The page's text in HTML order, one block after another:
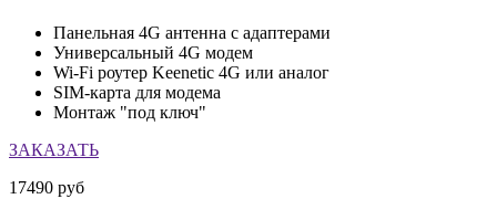
Панельная 4G антенна с адаптерами
Универсальный 4G модем
Wi-Fi роутер Keenetic 4G или аналог
SIM-карта для модема
Монтаж "под ключ"
ЗАКАЗАТЬ
17490 руб